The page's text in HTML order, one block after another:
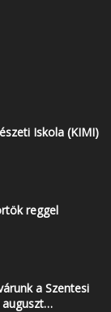
Iskola (KIMI)
reggel
a Szentesi
auguszt…